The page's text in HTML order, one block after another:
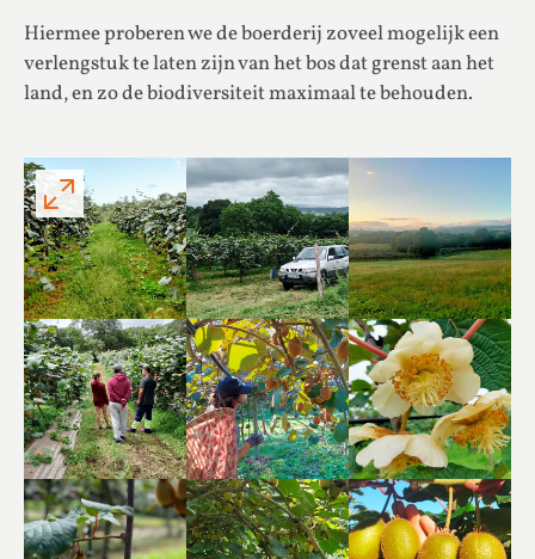
Hiermee proberen we de boerderij zoveel mogelijk een
verlengstuk te laten zijn van het bos dat grenst aan het
land, en zo de biodiversiteit maximaal te behouden.